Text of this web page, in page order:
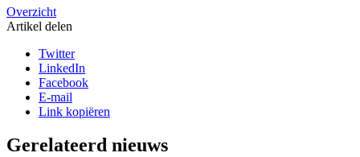
Overzicht
Artikel delen
Twitter
LinkedIn
Facebook
E-mail
Link kopiëren
Gerelateerd nieuws